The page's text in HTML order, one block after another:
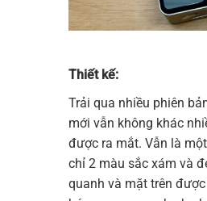
Thiết kế:
Trải qua nhiều phiên
mới vẫn không khác
được ra mắt. Vẫn là
chỉ 2 màu sắc xám và
quanh và mặt trên